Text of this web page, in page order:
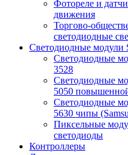
Фотореле и
движения
Торгово-
светодиодные
Светодиодные модули
Светодиодные
3528
Светодиодные
5050
Светодиодные
5630 чипы
Пиксельные
светодиоды
Контроллеры